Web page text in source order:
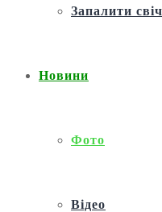
Запалити
Новини
Фото
Відео